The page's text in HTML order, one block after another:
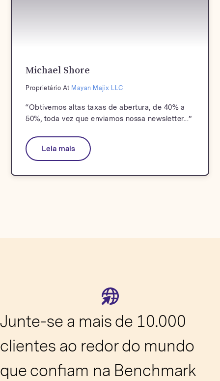
Michael Shore
Proprietário At Mayan Majix LLC
“Obtivemos altas taxas de abertura, de 40% a
50%, toda vez que enviamos nossa newsletter...”
Leia mais
Junte-se a mais de 10.000
clientes ao redor do mundo
que confiam na Benchmark